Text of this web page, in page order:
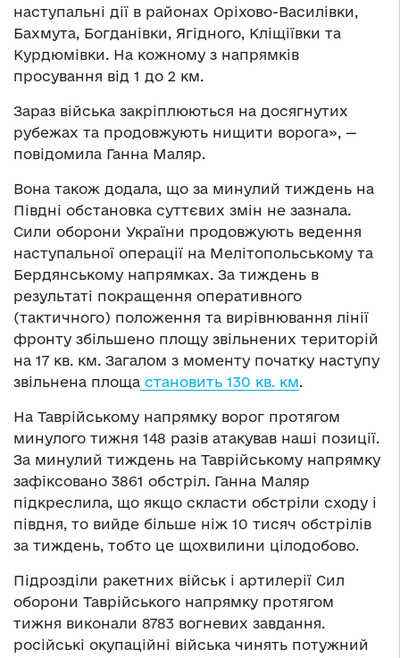
наступальні дії в районах Оріхово-Василівки,
Бахмута, Богданівки, Ягідного, Кліщіївки та
Курдюмівки. На кожному з напрямків
просування від 1 до 2 км.
Зараз війська закріплюються на досягнутих
рубежах та продовжують нищити ворога», —
повідомила Ганна Маляр.
Вона також додала, що за минулий тиждень на
Півдні обстановка суттєвих змін не зазнала.
Сили оборони України продовжують ведення
наступальної операції на Мелітопольському та
Бердянському напрямках. За тиждень в
результаті покращення оперативного
(тактичного) положення та вирівнювання лінії
фронту збільшено площу звільнених територій
на 17 кв. км. Загалом з моменту початку наступу
звільнена площа становить 130 кв. км.
На Таврійському напрямку ворог протягом
минулого тижня 148 разів атакував наші позиції.
За минулий тиждень на Таврійському напрямку
зафіксовано 3861 обстріл. Ганна Маляр
підкреслила, що якщо скласти обстріли сходу і
півдня, то вийде більше ніж 10 тисяч обстрілів
за тиждень, тобто це щохвилини цілодобово.
Підрозділи ракетних військ і артилерії Сил
оборони Таврійського напрямку протягом
тижня виконали 8783 вогневих завдання.
російські окупаційні війська чинять потужний